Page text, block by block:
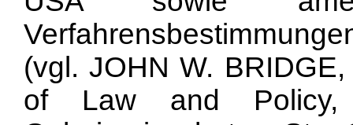
(vgl. JOHN W.
of Law and